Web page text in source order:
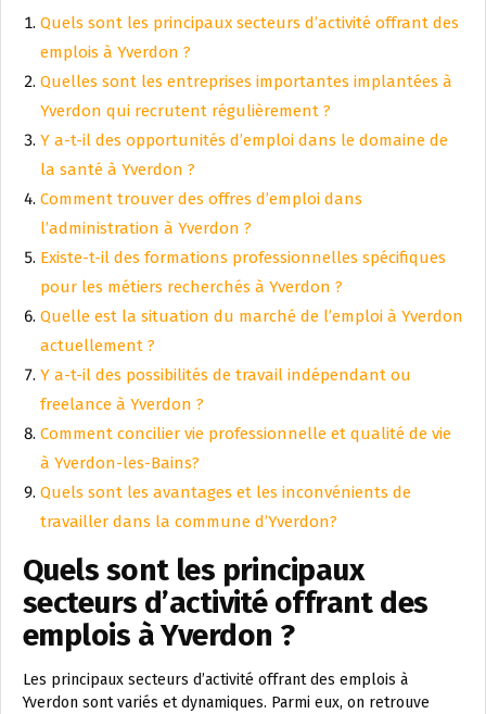
Quels sont les principaux secteurs d’activité offrant des
emplois à Yverdon ?
Quelles sont les entreprises importantes implantées à
Yverdon qui recrutent régulièrement ?
Y a-t-il des opportunités d’emploi dans le domaine de
la santé à Yverdon ?
Comment trouver des offres d’emploi dans
l’administration à Yverdon ?
Existe-t-il des formations professionnelles spécifiques
pour les métiers recherchés à Yverdon ?
Quelle est la situation du marché de l’emploi à Yverdon
actuellement ?
Y a-t-il des possibilités de travail indépendant ou
freelance à Yverdon ?
Comment concilier vie professionnelle et qualité de vie
à Yverdon-les-Bains?
Quels sont les avantages et les inconvénients de
travailler dans la commune d’Yverdon?
Quels sont les principaux
secteurs d’activité offrant des
emplois à Yverdon ?
Les principaux secteurs d’activité offrant des emplois à
Yverdon sont variés et dynamiques. Parmi eux, on retrouve